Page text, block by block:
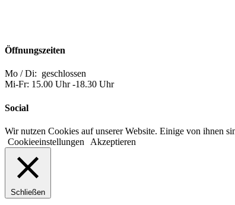
Öffnungszeiten
Mo / Di: geschlossen
Mi-Fr: 15.00 Uhr -18.30 Uhr
Social
Wir nutzen Cookies auf unserer Website. Einige von ihnen
Cookieeinstellungen
Akzeptieren
Schließen